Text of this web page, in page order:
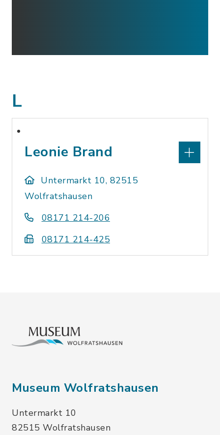
L
Leonie Brand
Untermarkt 10, 82515
Wolfratshausen
08171 214-206
08171 214-425
Museum Wolfratshausen
Untermarkt 10
82515 Wolfratshausen